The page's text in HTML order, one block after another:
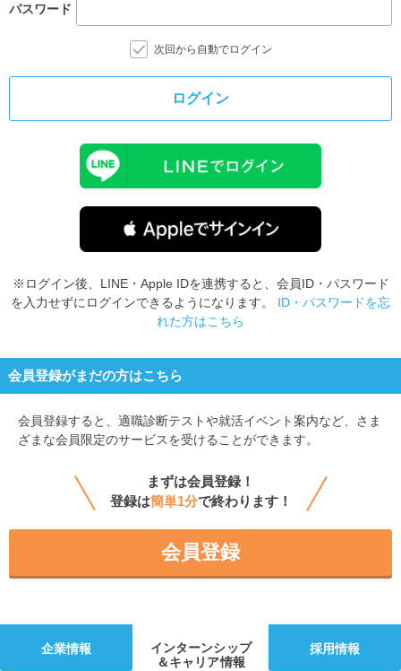
パスワード
次回から自動でログイン
ログイン
※ログイン後、LINE・Apple IDを連携すると、会員ID・パスワード
を入力せずにログインできるようになります。 ID・パスワードを忘
れた方はこちら
会員登録がまだの方はこちら
会員登録すると、 適職診断テストや就活イベント案内など、さま
ざまな会員限定のサービスを受けることができます。
まずは会員登録！
登録は簡単1分で終わります！
会員登録
企業情報
インターンシップ
＆キャリア情報
採用情報